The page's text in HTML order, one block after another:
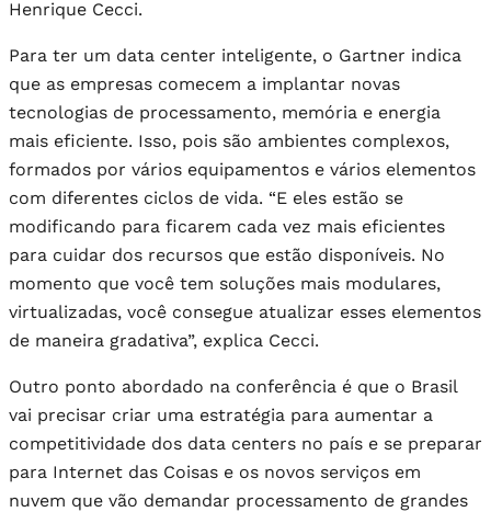
Henrique Cecci.
Para ter um data center inteligente, o Gartner indica
que as empresas comecem a implantar novas
tecnologias de processamento, memória e energia
mais eficiente. Isso, pois são ambientes complexos,
formados por vários equipamentos e vários elementos
com diferentes ciclos de vida. “E eles estão se
modificando para ficarem cada vez mais eficientes
para cuidar dos recursos que estão disponíveis. No
momento que você tem soluções mais modulares,
virtualizadas, você consegue atualizar esses elementos
de maneira gradativa”, explica Cecci.
Outro ponto abordado na conferência é que o Brasil
vai precisar criar uma estratégia para aumentar a
competitividade dos data centers no país e se preparar
para Internet das Coisas e os novos serviços em
nuvem que vão demandar processamento de grandes